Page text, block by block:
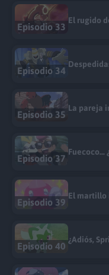
Episodio 33
El rugido
Episodio 34
Episodio 35
La pareja
Episodio 37
Fuecoco...
Episodio 39
El martillo
Episodio 40
¿Adiós,